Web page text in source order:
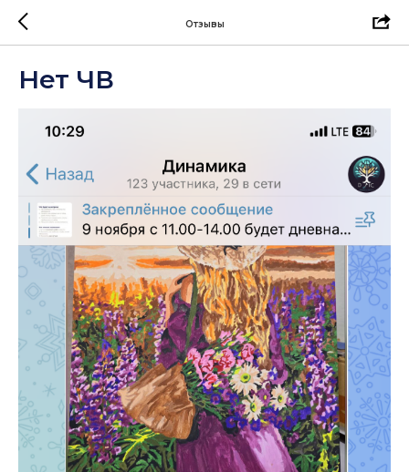
Отзывы
Нет ЧВ